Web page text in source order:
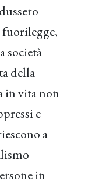
società
della
in vita non
e
a
in